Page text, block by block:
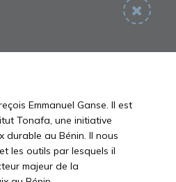
Emmanuel Ganse. Il est
Tonafa, une initiative
durable au Bénin. Il nous
les outils par lesquels il
majeur de la